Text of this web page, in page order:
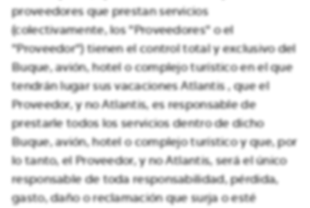
proveedores que prestan servicios
(colectivamente, los "Proveedores" o el
"Proveedor") tienen el control total y exclusivo del
Buque, avión, hotel o complejo turístico en el que
tendrán lugar sus vacaciones Atlantis , que el
Proveedor, y no Atlantis, es responsable de
prestarle todos los servicios dentro de dicho
Buque, avión, hotel o complejo turístico y que, por
lo tanto, el Proveedor, y no Atlantis, será el único
responsable de toda responsabilidad, pérdida,
gasto, daño o reclamación que surja o esté